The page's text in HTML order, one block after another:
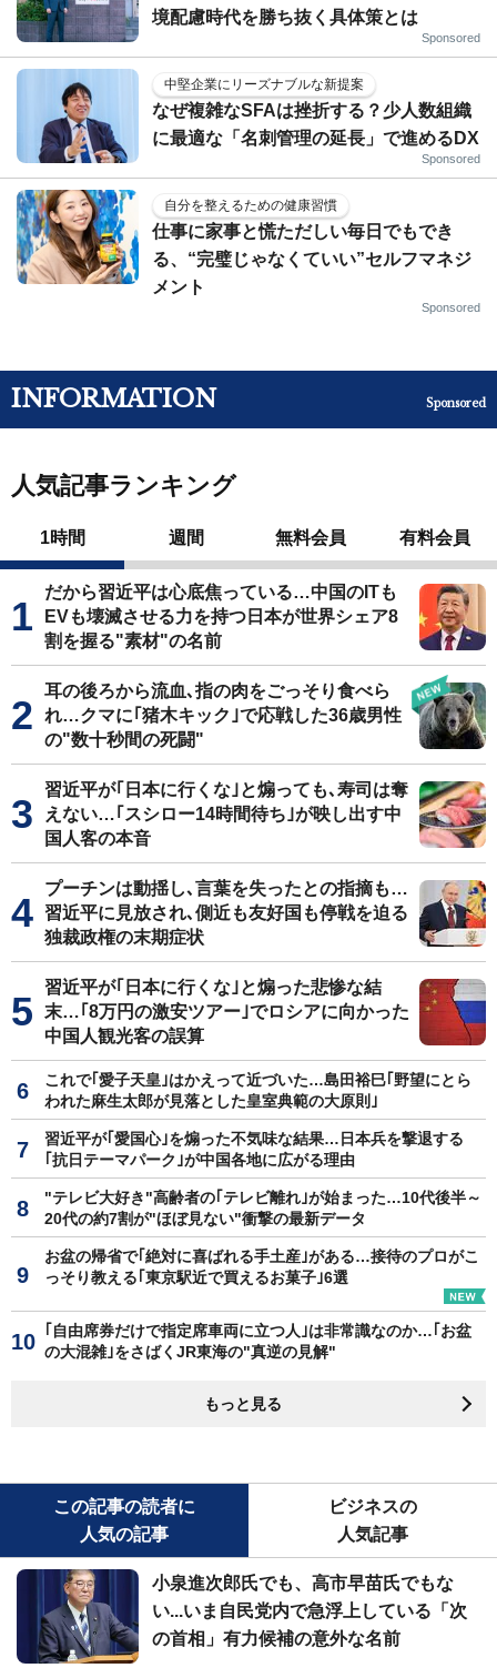
境配慮時代を勝ち抜く具体策とは
Sponsored
中堅企業にリーズナブルな新提案
なぜ複雑なSFAは挫折する？少人数組織
に最適な「名刺管理の延長」で進めるDX
Sponsored
自分を整えるための健康習慣
仕事に家事と慌ただしい毎日でもでき
る、“完璧じゃなくていい”セルフマネジ
メント
Sponsored
INFORMATION Sponsored
人気記事ランキング
1時間 週間 無料会員 有料会員
だから習近平は心底焦っている…中国のITも
EVも壊滅させる力を持つ日本が世界シェア8
割を握る"素材"の名前
耳の後ろから流血､指の肉をごっそり食べら
れ…クマに｢猪木キック｣で応戦した36歳男性
の"数十秒間の死闘"
習近平が｢日本に行くな｣と煽っても､寿司は奪
えない…｢スシロー14時間待ち｣が映し出す中
国人客の本音
プーチンは動揺し､言葉を失ったとの指摘も…
習近平に見放され､側近も友好国も停戦を迫る
独裁政権の末期症状
習近平が｢日本に行くな｣と煽った悲惨な結
末…｢8万円の激安ツアー｣でロシアに向かった
中国人観光客の誤算
これで｢愛子天皇｣はかえって近づいた…島田裕巳｢野望にとら
われた麻生太郎が見落とした皇室典範の大原則｣
習近平が｢愛国心｣を煽った不気味な結果…日本兵を撃退する
｢抗日テーマパーク｣が中国各地に広がる理由
"テレビ大好き"高齢者の｢テレビ離れ｣が始まった…10代後半～
20代の約7割が"ほぼ見ない"衝撃の最新データ
お盆の帰省で｢絶対に喜ばれる手土産｣がある…接待のプロがこ
っそり教える｢東京駅近で買えるお菓子｣6選
｢自由席券だけで指定席車両に立つ人｣は非常識なのか…｢お盆
の大混雑｣をさばくJR東海の"真逆の見解"
もっと見る
この記事の読者に
人気の記事
ビジネスの
人気記事
小泉進次郎氏でも、高市早苗氏でもな
い...いま自民党内で急浮上している「次
の首相」有力候補の意外な名前